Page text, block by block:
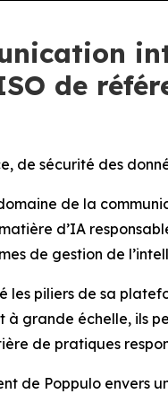
de
sécurité des
de la
d’IA
de gestion de
les piliers de sa
à grande échelle, ils
de pratiques
de Poppulo envers